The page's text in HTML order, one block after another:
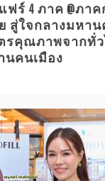
ฟร์ 4 ภาค @ภา
สู่ใจกลางมหาน
รคุณภาพจากทั่ว
คนเมือง